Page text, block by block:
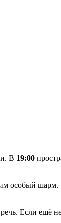
В 19:00
особый
Если ещё